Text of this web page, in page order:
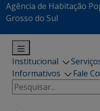
Agência de Habitação
Grosso do Sul
Institucional
Informativos
Fale
Pesquisar
por: